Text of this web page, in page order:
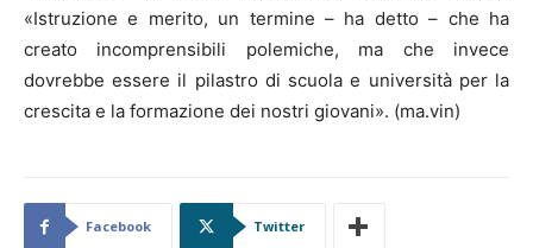
«Istruzione e merito, un termine – ha detto – che ha
creato incomprensibili polemiche, ma che invece
dovrebbe essere il pilastro di scuola e università per la
crescita e la formazione dei nostri giovani». (ma.vin)
Facebook Twitter